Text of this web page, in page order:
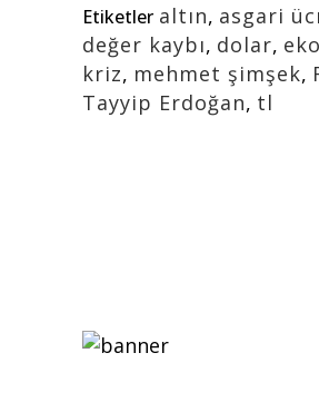
Etiketler altın, asgari
değer kaybı, dolar,
kriz, mehmet şimşek,
Tayyip Erdoğan, tl